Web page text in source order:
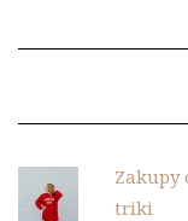
Zakupy
triki